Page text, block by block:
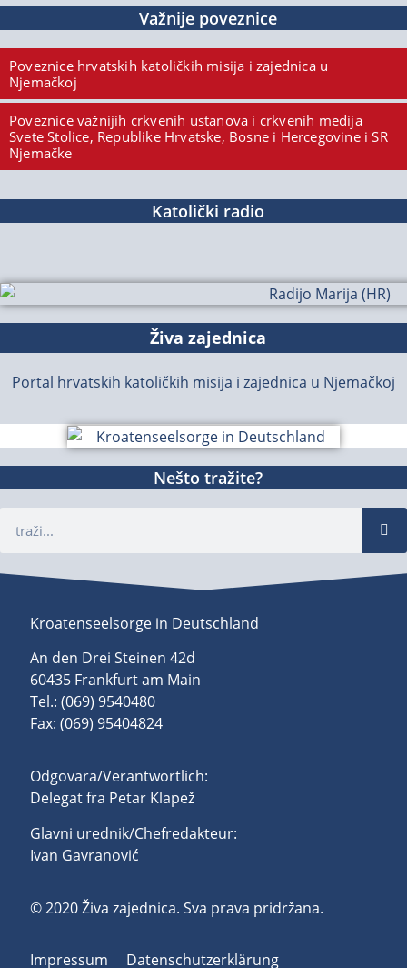
Važnije poveznice
Poveznice hrvatskih katoličkih misija i zajednica u
Njemačkoj
Poveznice važnijih crkvenih ustanova i crkvenih medija
Svete Stolice, Republike Hrvatske, Bosne i Hercegovine i SR
Njemačke
Katolički radio
Živa zajednica
Portal hrvatskih katoličkih misija i zajednica u Njemačkoj
Nešto tražite?
Kroatenseelsorge in Deutschland
An den Drei Steinen 42d
60435 Frankfurt am Main
Tel.: (069) 9540480
Fax: (069) 95404824
Odgovara/Verantwortlich:
Delegat fra Petar Klapež
Glavni urednik/Chefredakteur:
Ivan Gavranović
© 2020 Živa zajednica. Sva prava pridržana.
Impressum
Datenschutzerklärung